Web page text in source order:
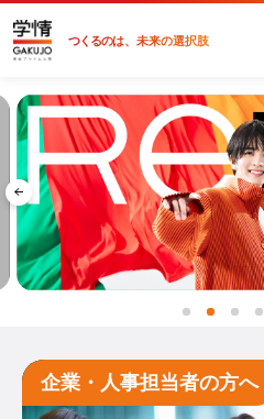
つくるのは、未来の選択肢
企業・人事担当者の方へ